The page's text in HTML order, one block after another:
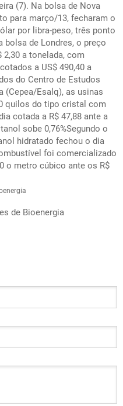
(7). Na bolsa de Nova
para março/13, fecharam o
por libra-peso, três ponto
bolsa de Londres, o preço
2,30 a tonelada, com
a US$ 490,40 a
do Centro de Estudos
(Cepea/Esalq), as usinas
quilos do tipo cristal com
cotada a R$ 47,88 ante a
sobe 0,76%Segundo o
hidratado fechou o dia
foi comercializado
o metro cúbico ante os R$
de Bioenergia